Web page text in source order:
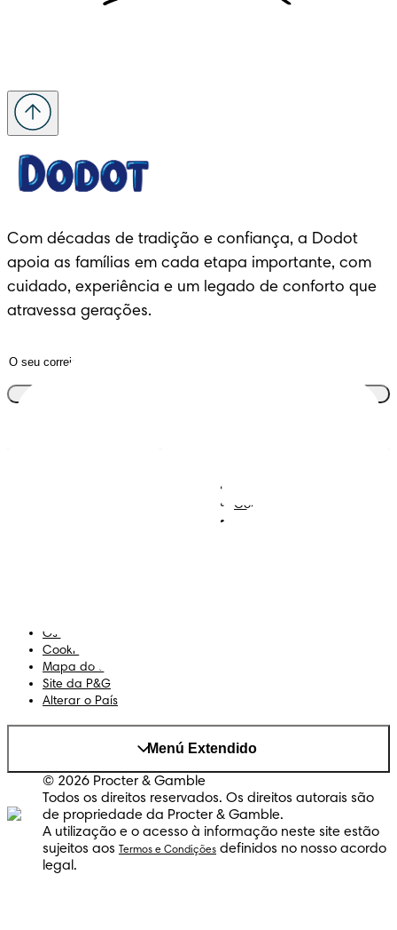
Com décadas de tradição e confiança, a Dodot
apoia as famílias em cada etapa importante, com
cuidado, experiência e um legado de conforto que
atravessa gerações.
Contacta-nos
Os Meus Dados
Cookies
Mapa do Site
Site da P&G
Alterar o País
Menú Extendido
© 2026 Procter & Gamble
Todos os direitos reservados. Os direitos autorais são
de propriedade da Procter & Gamble.
A utilização e o acesso à informação neste site estão
sujeitos aos
Termos e Condições definidos no nosso acordo
legal.